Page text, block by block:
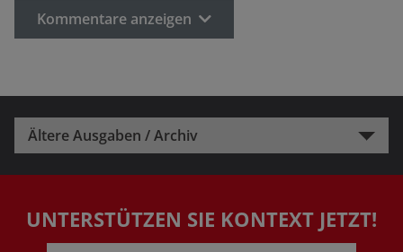
Kommentare anzeigen
Ältere Ausgaben / Archiv
UNTERSTÜTZEN SIE KONTEXT JETZT!